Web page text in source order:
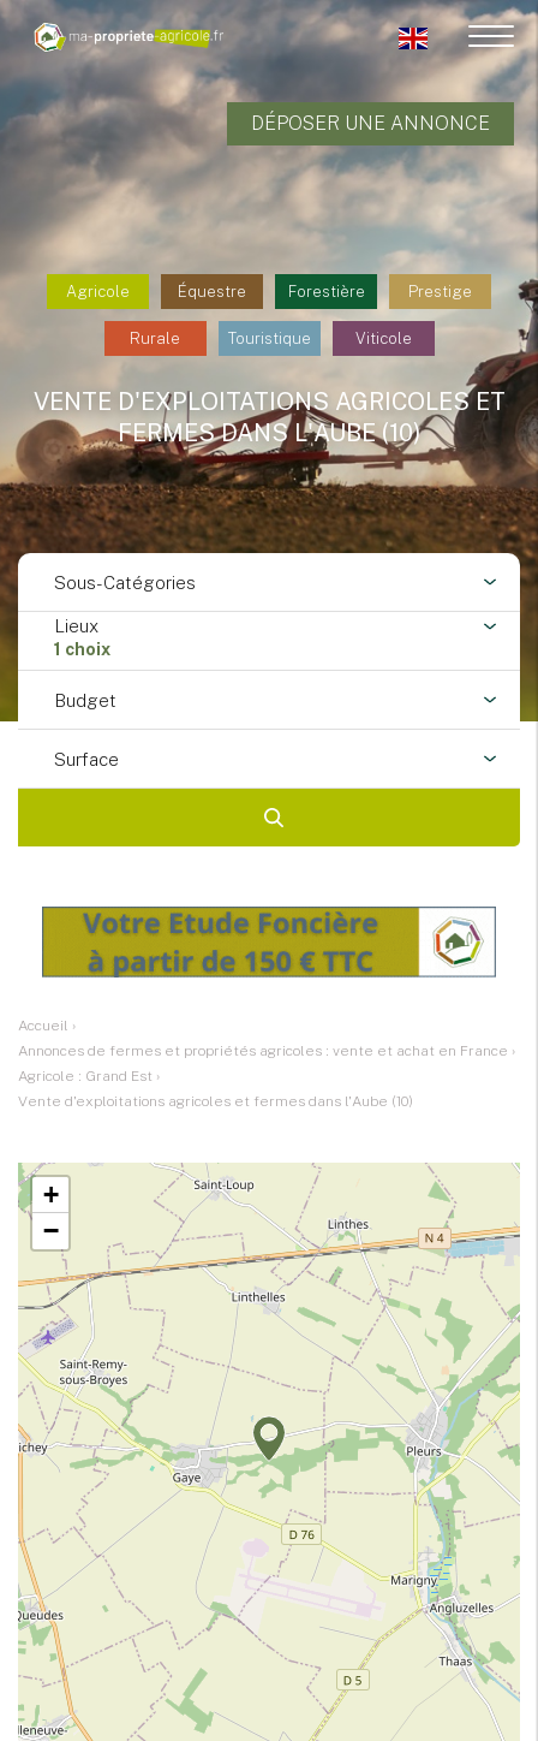
DÉPOSER UNE ANNONCE
Agricole Équestre Forestière Prestige
Rurale Touristique Viticole
VENTE D'EXPLOITATIONS AGRICOLES ET
FERMES DANS L'AUBE (10)
Sous-Catégories
Lieux
1 choix
Budget
Surface
Accueil ›
Annonces de fermes et propriétés agricoles : vente et achat en France ›
Agricole : Grand Est ›
Vente d'exploitations agricoles et fermes dans l'Aube (10)
+
−